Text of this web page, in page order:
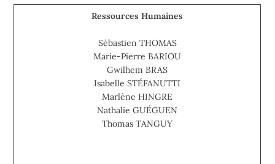
Ressources Humaines
Sébastien THOMAS
Marie-Pierre BARIOU
Gwilhem BRAS
Isabelle STÉFANUTTI
Marlène HINGRE
Nathalie GUÉGUEN
Thomas TANGUY